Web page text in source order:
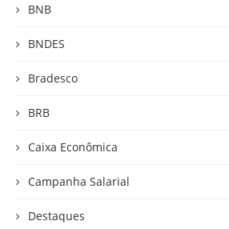
BNB
BNDES
Bradesco
BRB
Caixa Econômica
Campanha Salarial
Destaques